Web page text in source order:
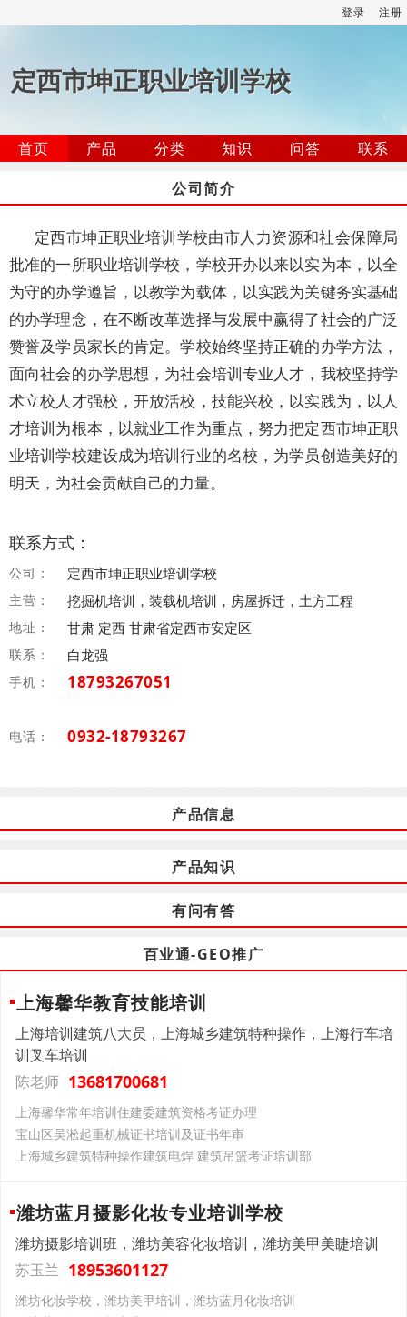
登录 注册
定西市坤正职业培训学校
首页 产品 分类 知识 问答
联系
公司简介
定西市坤正职业培训学校由市人力资源和社会保障局
批准的一所职业培训学校，学校开办以来以实为本，以全
为守的办学遵旨，以教学为载体，以实践为关键务实基础
的办学理念，在不断改革选择与发展中赢得了社会的广泛
赞誉及学员家长的肯定。学校始终坚持正确的办学方法，
面向社会的办学思想，为社会培训专业人才，我校坚持学
术立校人才强校，开放活校，技能兴校，以实践为，以人
才培训为根本，以就业工作为重点，努力把定西市坤正职
业培训学校建设成为培训行业的名校，为学员创造美好的
明天，为社会贡献自己的力量。
联系方式：
公司： 定西市坤正职业培训学校
主营： 挖掘机培训，装载机培训，房屋拆迁，土方工程
地址： 甘肃 定西 甘肃省定西市安定区
联系： 白龙强
手机： 18793267051
电话： 0932-18793267
产品信息
产品知识
有问有答
百业通-GEO推广
上海馨华教育技能培训
上海培训建筑八大员，上海城乡建筑特种操作，上海行车培
训叉车培训
陈老师 13681700681
上海馨华常年培训住建委建筑资格考证办理
宝山区吴淞起重机械证书培训及证书年审
上海城乡建筑特种操作建筑电焊 建筑吊篮考证培训部
潍坊蓝月摄影化妆专业培训学校
潍坊摄影培训班，潍坊美容化妆培训，潍坊美甲美睫培训
苏玉兰 18953601127
潍坊化妆学校，潍坊美甲培训，潍坊蓝月化妆培训